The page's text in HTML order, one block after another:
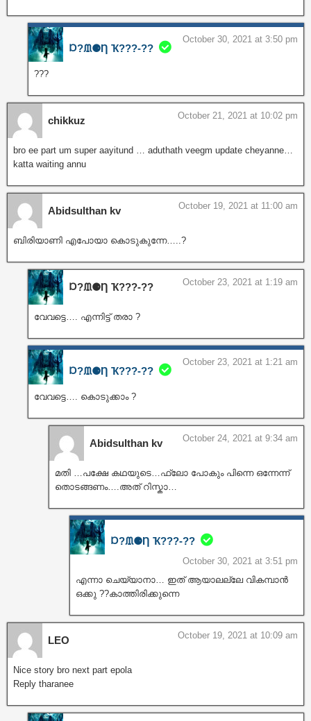
Ɒ?ᙢ⚈Ƞ Ҡ???‐??
October 30, 2021 at 3:50 pm
???
chikkuz October 21, 2021 at 10:02 pm
bro ee part um super aayitund … aduthath veegm update cheyanne…
katta waiting annu
Abidsulthan kv October 19, 2021 at 11:00 am
ബിരിയാണി എപോയാ കൊടുകുന്നേ…..?
Ɒ?ᙢ⚈Ƞ Ҡ???‐?? October 23, 2021 at 1:19 am
വേവട്ടെ…. എന്നിട്ട് തരാ ?
Ɒ?ᙢ⚈Ƞ Ҡ???‐??
October 23, 2021 at 1:21 am
വേവട്ടെ…. കൊടുക്കാം ?
Abidsulthan kv October 24, 2021 at 9:34 am
മതി …പക്ഷേ കഥയുടെ…ഫ്ലോ പോകും പിന്നെ ഒന്നേന്ന്
തൊടങ്ങണം….അത് റിസ്കാ…
Ɒ?ᙢ⚈Ƞ Ҡ???‐??
October 30, 2021 at 3:51 pm
എന്നാ ചെയ്യാനാ… ഇത് ആയാലല്ലേ വികമ്പാൻ
ഒക്കു ??കാത്തിരിക്കുന്നെ
LEO October 19, 2021 at 10:09 am
Nice story bro next part epola
Reply tharanee